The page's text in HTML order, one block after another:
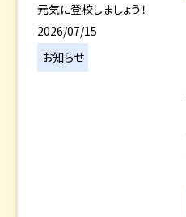
元気に登校しましょう！
2026/07/15
お知らせ